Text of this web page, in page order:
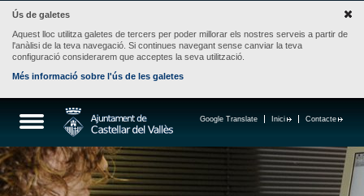
Ús de galetes
Aquest lloc utilitza galetes de tercers per poder millorar els nostres serveis a partir de
l'anàlisi de la teva navegació. Si continues navegant sense canviar la teva
configuració considerarem que acceptes la seva utilització.
Més informació sobre l'ús de les galetes
Contacte
Inici
Google Translate